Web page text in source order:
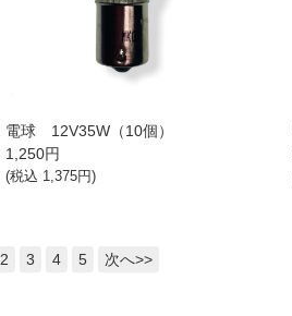
電球 12V35W（10個）
1,250円
(税込 1,375円)
2 3 4 5 次へ>>